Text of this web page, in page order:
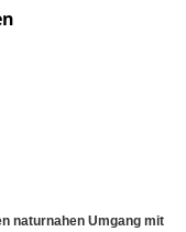
naturnahen Umgang mit